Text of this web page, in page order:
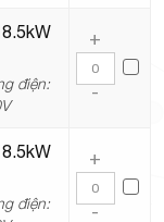
điện:
+
-
điện:
+
-